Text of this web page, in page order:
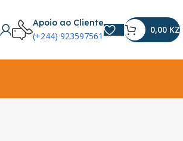
Apoio ao Cliente
(+244) 923597561
0,00 KZ